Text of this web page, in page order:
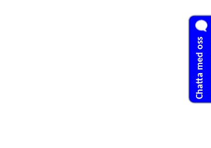
Chatta med oss